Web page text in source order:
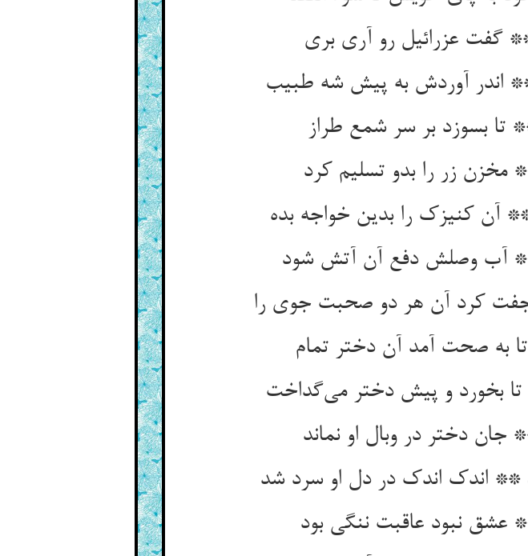
تا بسوزد بر سر شمع طراز
مخزن زر را بدو تسلیم کرد
آب وصلش دفع آن آتش شود
کرد آن هر دو صحبت جوی را
دختر در وبال او نماند
اندک اندک در دل او سرد شد
عشق نبود عاقبت ننگی بود